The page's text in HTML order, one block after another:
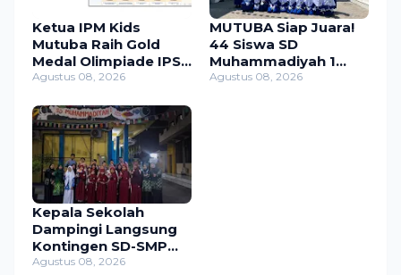
Ketua IPM Kids
Mutuba Raih Gold
Medal Olimpiade IPS
ME-AWARD 2026
Agustus 08, 2026
MUTUBA Siap Juara!
44 Siswa SD
Muhammadiyah 1
Bangkalan Ikuti Gerak
Agustus 08, 2026
Kepala Sekolah
Dampingi Langsung
Kontingen SD-SMP
Muhammadiyah 1
Agustus 08, 2026